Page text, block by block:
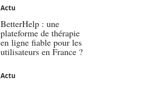
Actu
BetterHelp : une
plateforme de thérapie
en ligne fiable pour les
utilisateurs en France ?
Actu